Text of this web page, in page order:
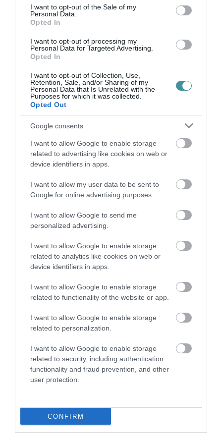
consent section.
I want to opt-out of the Sale of my
Personal Data.
Opted In
I want to opt-out of processing my
Personal Data for Targeted Advertising.
Opted In
I want to opt-out of Collection, Use,
Retention, Sale, and/or Sharing of my
Personal Data that Is Unrelated with the
Purposes for which it was collected.
Opted Out
Google consents
I want to allow Google to enable storage
related to advertising like cookies on web or
device identifiers in apps.
I want to allow my user data to be sent to
Google for online advertising purposes.
I want to allow Google to send me
personalized advertising.
I want to allow Google to enable storage
related to analytics like cookies on web or
device identifiers in apps.
I want to allow Google to enable storage
related to functionality of the website or app.
I want to allow Google to enable storage
related to personalization.
I want to allow Google to enable storage
related to security, including authentication
functionality and fraud prevention, and other
user protection.
CONFIRM
ÚJRAINDULNAK A KORÁBBAN
LEÁLLÍTOTT SZOLGÁLTATÁSOK AZ EGRI...
2026. augusztus 07 Eger ügye
TÍZ ÉVE NEM VOLT ILYEN ALACSONY AZ
INFLÁCIÓ MAGYARORSZÁGON
MINDHÁROM ÜTEMBEN DOLGOZNAK A 25-
2026. augusztus 07 Eger ügye
ÉS VÉDETT HALAKAT MENTETT...
2026. augusztus 07|Környék ügye
ZÁPOROK, ZIVATAROK KIALAKULHATNAK
2026. augusztus 07|Mindenki ügye
KÉT AUTÓ ÜTKÖZÖTT BOGÁCSON, A